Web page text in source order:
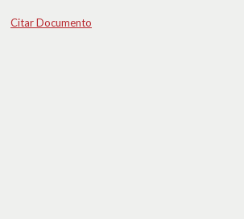
Citar Documento